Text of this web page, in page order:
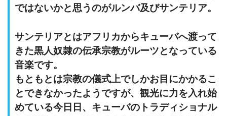
ではないかと思うのがルンバ及びサンテリア。
サンテリアとはアフリカからキューバへ渡って
きた黒人奴隷の伝承宗教がルーツとなっている
音楽です。
もともとは宗教の儀式上でしかお目にかかるこ
とできなかったようですが、観光に力を入れ始
めている今日日、キューバのトラディショナル